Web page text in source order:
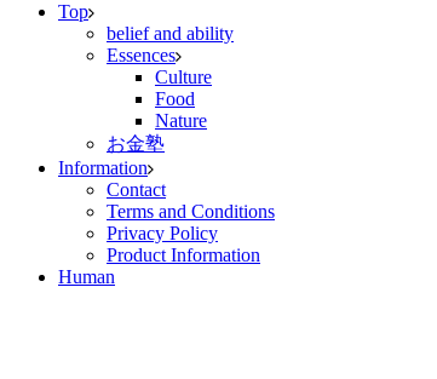
Top
belief and ability
Essences
Culture
Food
Nature
お金塾
Information
Contact
Terms and Conditions
Privacy Policy
Product Information
Human